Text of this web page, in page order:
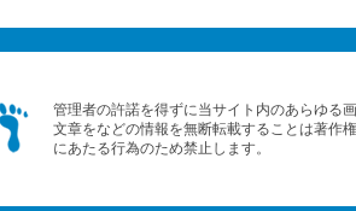
管理者の許諾を得ずに当サイト内のあらゆる
文章をなどの情報を無断転載することは著作
にあたる行為のため禁止します。